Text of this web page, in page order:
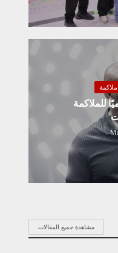
ملاكمة
للملاكمة
مشاهدة جميع المقالات